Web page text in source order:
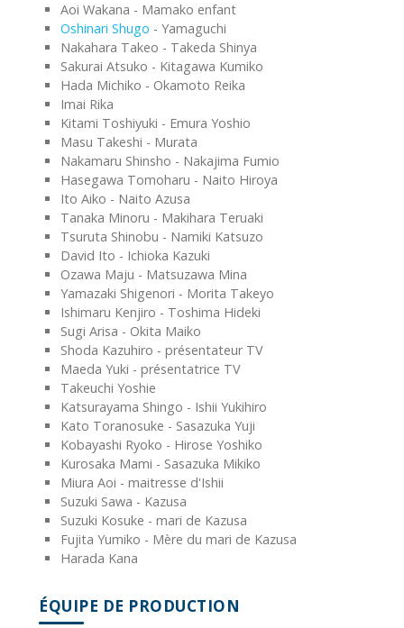
Aoi Wakana - Mamako enfant
Oshinari Shugo - Yamaguchi
Nakahara Takeo - Takeda Shinya
Sakurai Atsuko - Kitagawa Kumiko
Hada Michiko - Okamoto Reika
Imai Rika
Kitami Toshiyuki - Emura Yoshio
Masu Takeshi - Murata
Nakamaru Shinsho - Nakajima Fumio
Hasegawa Tomoharu - Naito Hiroya
Ito Aiko - Naito Azusa
Tanaka Minoru - Makihara Teruaki
Tsuruta Shinobu - Namiki Katsuzo
David Ito - Ichioka Kazuki
Ozawa Maju - Matsuzawa Mina
Yamazaki Shigenori - Morita Takeyo
Ishimaru Kenjiro - Toshima Hideki
Sugi Arisa - Okita Maiko
Shoda Kazuhiro - présentateur TV
Maeda Yuki - présentatrice TV
Takeuchi Yoshie
Katsurayama Shingo - Ishii Yukihiro
Kato Toranosuke - Sasazuka Yuji
Kobayashi Ryoko - Hirose Yoshiko
Kurosaka Mami - Sasazuka Mikiko
Miura Aoi - maitresse d'Ishii
Suzuki Sawa - Kazusa
Suzuki Kosuke - mari de Kazusa
Fujita Yumiko - Mère du mari de Kazusa
Harada Kana
ÉQUIPE DE PRODUCTION